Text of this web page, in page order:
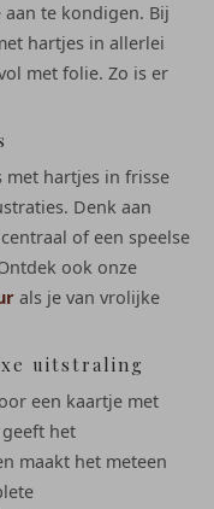
te kondigen. Bij
hartjes in allerlei
met folie. Zo is er
met hartjes in frisse
Denk aan
of een speelse
ook onze
als je van vrolijke
uitstraling
een kaartje met
het
maakt het meteen